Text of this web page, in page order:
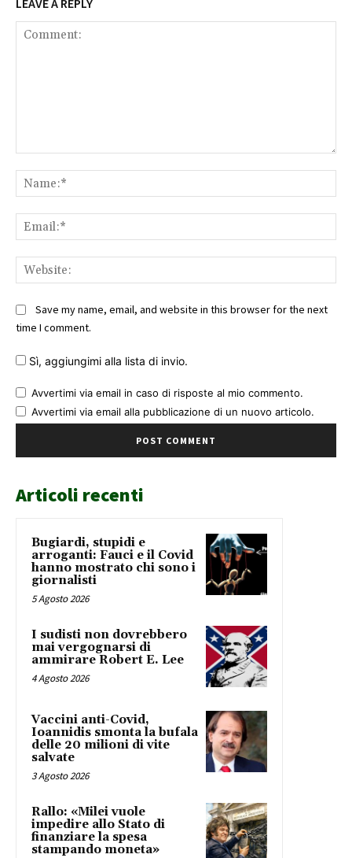
LEAVE A REPLY
Save my name, email, and website in this browser for the next
time I comment.
Sì, aggiungimi alla lista di invio.
Avvertimi via email in caso di risposte al mio commento.
Avvertimi via email alla pubblicazione di un nuovo articolo.
Articoli recenti
Bugiardi, stupidi e
arroganti: Fauci e il Covid
hanno mostrato chi sono i
giornalisti
5 Agosto 2026
I sudisti non dovrebbero
mai vergognarsi di
ammirare Robert E. Lee
4 Agosto 2026
Vaccini anti-Covid,
Ioannidis smonta la bufala
delle 20 milioni di vite
salvate
3 Agosto 2026
Rallo: «Milei vuole
impedire allo Stato di
finanziare la spesa
stampando moneta»